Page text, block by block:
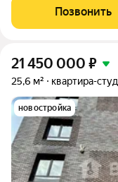
Лот расположен на 8
окна в пол с видами на
Позвонить
21 450 000 ₽
25,6 м² квартира-
новостройка